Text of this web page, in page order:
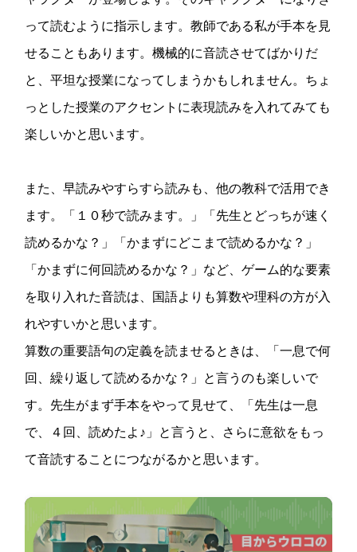
って読むように指示します。教師である私が手本を見
せることもあります。機械的に音読させてばかりだ
と、平坦な授業になってしまうかもしれません。ちょ
っとした授業のアクセントに表現読みを入れてみても
楽しいかと思います。
また、早読みやすらすら読みも、他の教科で活用でき
ます。「１０秒で読みます。」「先生とどっちが速く
読めるかな？」「かまずにどこまで読めるかな？」
「かまずに何回読めるかな？」など、ゲーム的な要素
を取り入れた音読は、国語よりも算数や理科の方が入
れやすいかと思います。
算数の重要語句の定義を読ませるときは、「一息で何
回、繰り返して読めるかな？」と言うのも楽しいで
す。先生がまず手本をやって見せて、「先生は一息
で、４回、読めたよ♪」と言うと、さらに意欲をもっ
て音読することにつながるかと思います。